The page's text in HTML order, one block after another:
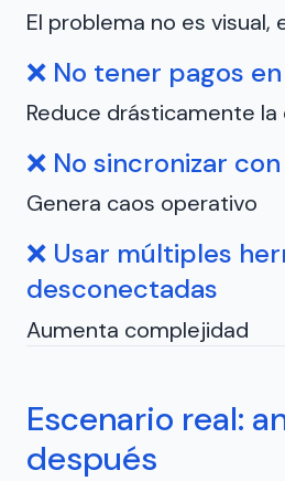
El problema no es visual,
❌ No tener pagos
Reduce drásticamente la
❌ No sincronizar con
Genera caos operativo
❌ Usar múltiples
desconectadas
Aumenta complejidad
Escenario real:
después